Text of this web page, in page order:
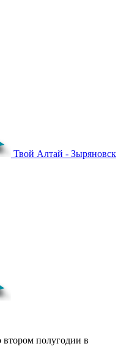
Твой Алтай - Зыряновск
втором полугодии в